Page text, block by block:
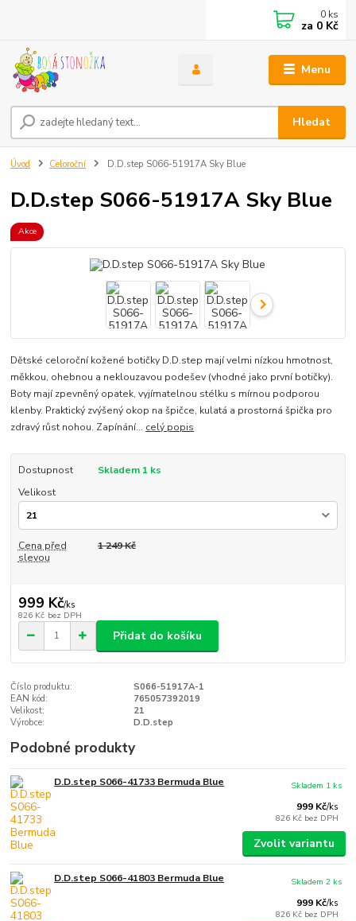
Menu
Hledat
0 ks
za 0 Kč
Úvod Celoroční D.D.step S066-51917A Sky Blue
D.D.step S066-51917A Sky Blue
Akce
Dětské celoroční kožené botičky D.D.step mají velmi nízkou hmotnost,
měkkou, ohebnou a neklouzavou podešev (vhodné jako první botičky).
Boty mají zpevněný opatek, vyjímatelnou stélku s mírnou podporou
klenby. Praktický zvýšený okop na špičce, kulatá a prostorná špička pro
zdravý růst nohou. Zapínání... celý popis
Dostupnost
Skladem 1 ks
Velikost
Cena před
slevou
1 249 Kč
999 Kč/ks
826 Kč bez DPH
Přidat do košíku
Číslo produktu:
S066-51917A-1
EAN kód:
765057392019
Velikost:
21
Výrobce:
D.D.step
Podobné produkty
D.D.step S066-41733 Bermuda Blue
999 Kč/ks
826 Kč bez DPH
Skladem 1 ks
Zvolit variantu
D.D.step S066-41803 Bermuda Blue
999 Kč/ks
826 Kč bez DPH
Skladem 2 ks